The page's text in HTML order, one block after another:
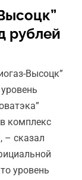
рублей
Высоцк”
комплекс
– сказал
уровень